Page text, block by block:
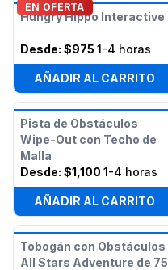
EN OFERTA
Hungry Hippo Interactive
Desde: $975 1-4 horas
AÑADIR AL CARRITO
Pista de Obstáculos
Wipe-Out con Techo de
Malla
Desde: $1,100 1-4 horas
AÑADIR AL CARRITO
Tobogán con Obstáculos
All Stars Adventure de 75